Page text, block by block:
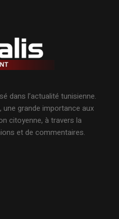
dans l’actualité tunisienne.
une grande importance aux
citoyenne, à travers la
et de commentaires.